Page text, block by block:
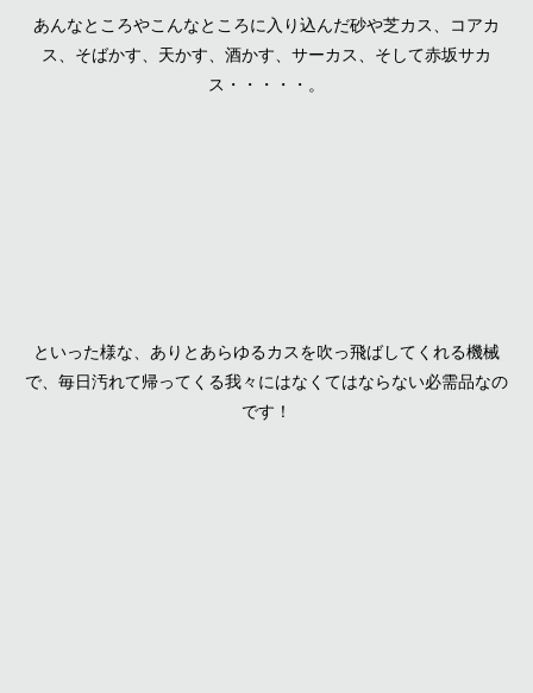
あんなところやこんなところに入り込んだ砂や芝カス、コアカ
ス、そばかす、天かす、酒かす、サーカス、そして赤坂サカ
ス・・・・・。
といった様な、ありとあらゆるカスを吹っ飛ばしてくれる機械
で、毎日汚れて帰ってくる我々にはなくてはならない必需品なの
です！